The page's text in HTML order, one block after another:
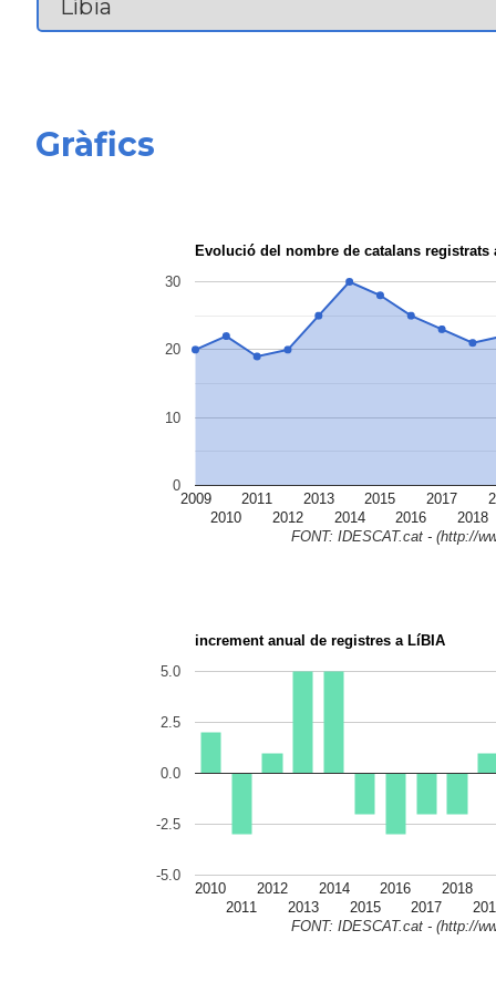
Gràfics
Evolució del nombre de catalans registrats
2009
2010
2011
2012
2013
2014
2015
2016
2017
2018
0
10
20
30
FONT: IDESCAT.cat - (http://
increment anual de registres a LíBIA
2010
2011
2012
2013
2014
2015
2016
2017
2018
-5.0
-2.5
0.0
2.5
5.0
FONT: IDESCAT.cat - (http://